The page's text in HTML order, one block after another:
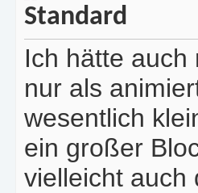
Ich hätte
nur als
wesentlich
ein großer
vielleicht auch